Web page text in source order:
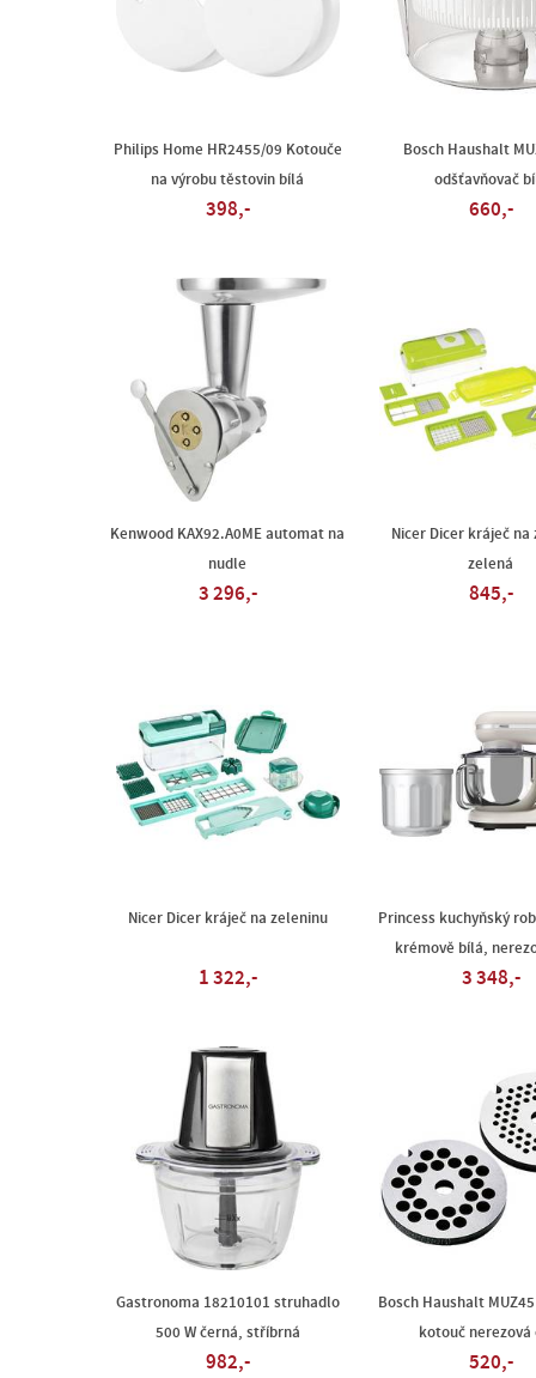
Philips Home HR2455/09 Kotouče
na výrobu těstovin bílá
398,-
Bosch Haushalt
odšťavňovač
660,-
Kenwood KAX92.A0ME automat na
nudle
3 296,-
Nicer Dicer kráječ na
zelená
845,-
Nicer Dicer kráječ na zeleninu
1 322,-
Princess kuchyňský
krémově bílá,
3 348,-
Gastronoma 18210101 struhadlo
500 W černá, stříbrná
982,-
Bosch Haushalt
kotouč nerezová
520,-